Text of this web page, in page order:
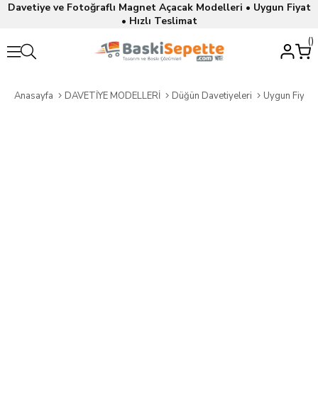
Davetiye ve Fotoğraflı Magnet Açacak Modelleri • Uygun Fiyat
• Hızlı Teslimat
Anasayfa DAVETİYE MODELLERİ Düğün Davetiyeleri Uygun